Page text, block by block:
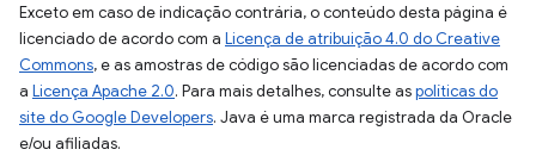
Exceto em caso de indicação contrária, o conteúdo desta página é
licenciado de acordo com a Licença de atribuição 4.0 do Creative
Commons, e as amostras de código são licenciadas de acordo com
a Licença Apache 2.0. Para mais detalhes, consulte aspolíticas do
site do Google Developers. Java é uma marca registrada da Oracle
e/ou afiliadas.